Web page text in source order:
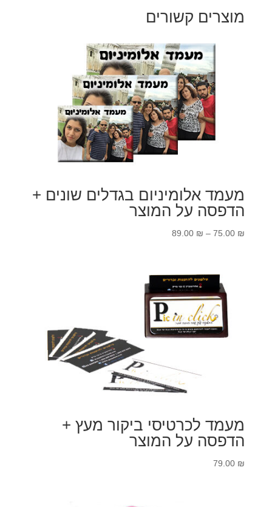
מוצרים קשורים
מעמד אלומיניום בגדלים שונים +
הדפסה על המוצר
75.00 ₪
–
89.00 ₪
טווח
עד
⁦89.00 ₪⁩
מעמד לכרטיסי ביקור מעץ +
הדפסה על המוצר
79.00 ₪